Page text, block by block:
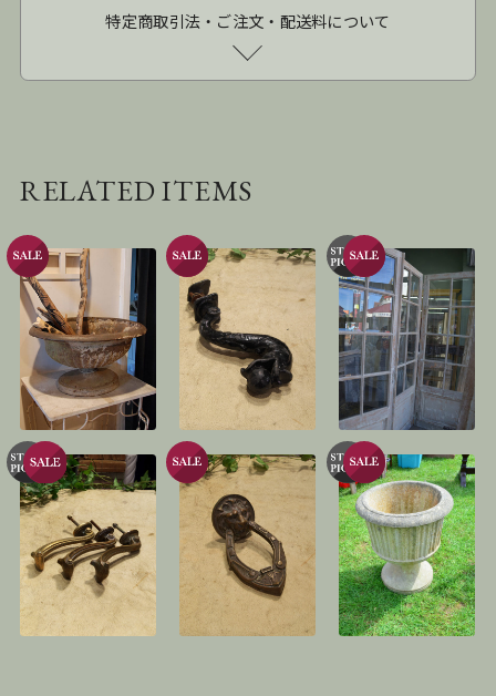
特定商取引法・ご注文・配送料について
RELATED ITEMS